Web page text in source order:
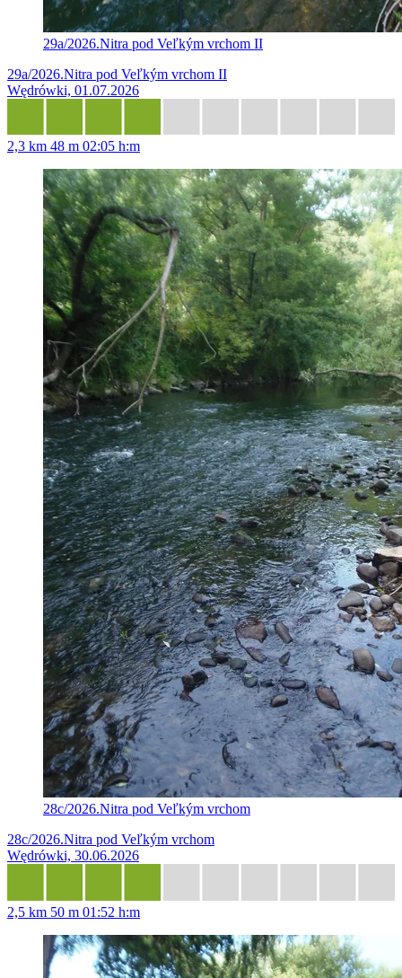
29a/2026.Nitra pod Veľkým vrchom II
29a/2026.Nitra pod Veľkým vrchom II
Wędrówki, 01.07.2026
2,3 km 48 m 02:05 h:m
28c/2026.Nitra pod Veľkým vrchom
28c/2026.Nitra pod Veľkým vrchom
Wędrówki, 30.06.2026
2,5 km 50 m 01:52 h:m